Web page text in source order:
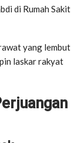
di Rumah Sakit
yang lembut
laskar rakyat